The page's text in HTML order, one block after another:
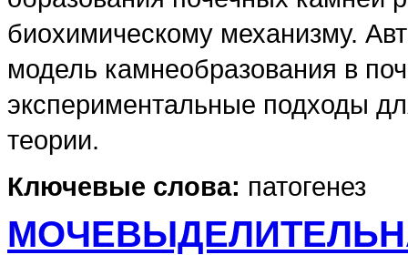
биохимическому механизму.
модель камнеобразования в
экспериментальные подходы
теории.
Ключевые слова: патогенез